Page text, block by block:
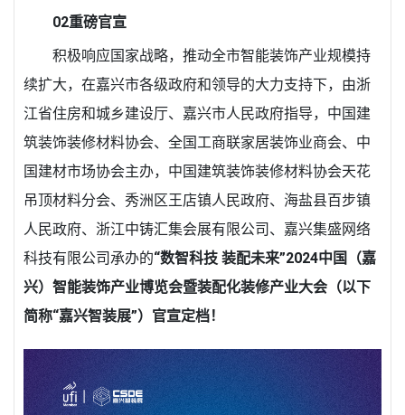
02重磅官宣
积极响应国家战略，推动全市智能装饰产业规模持
续扩大，在嘉兴市各级政府和领导的大力支持下，由浙
江省住房和城乡建设厅、嘉兴市人民政府指导，中国建
筑装饰装修材料协会、全国工商联家居装饰业商会、中
国建材市场协会主办，中国建筑装饰装修材料协会天花
吊顶材料分会、秀洲区王店镇人民政府、海盐县百步镇
人民政府、浙江中铸汇集会展有限公司、嘉兴集盛网络
科技有限公司承办的“数智科技 装配未来”2024中国（嘉
兴）智能装饰产业博览会暨装配化装修产业大会（以下
简称“嘉兴智装展”）官宣定档！